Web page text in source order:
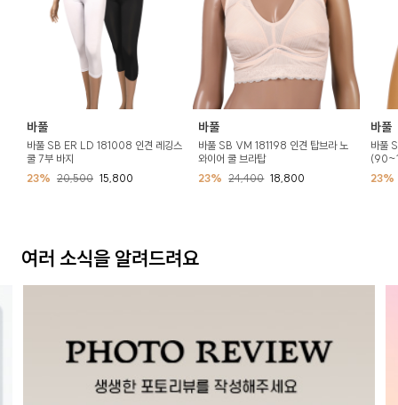
바풀
바풀 SB ER LD 181008 인견 레깅스
쿨 7부 바지
23% 20,500 15,800
바풀
바풀 SB VM 181198 인견 탑브라 노
와이어 쿨 브라탑
23% 24,400 18,800
바풀
바풀
23%
여러 소식을 알려드려요